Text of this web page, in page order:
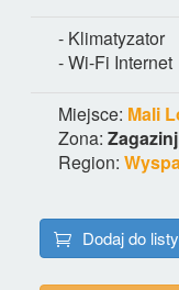
- Klimatyzator
- Wi-Fi Internet
Miejsce: Mali
Zona:
Region:
Dodaj do